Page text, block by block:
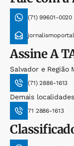
(71) 99601-0020
AssineA
Salvador e Região
(71) 2886-1613
Demais localidades
71 2886-1613